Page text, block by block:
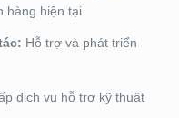
hàng hiện tại.
Hỗ trợ và phát triển
dịch vụ hỗ trợ kỹ thuật